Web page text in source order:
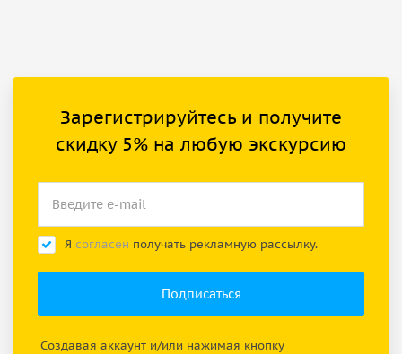
Зарегистрируйтесь и получите
скидку 5% на любую экскурсию
Я согласен получать рекламную рассылку.
Создавая аккаунт и/или нажимая кнопку